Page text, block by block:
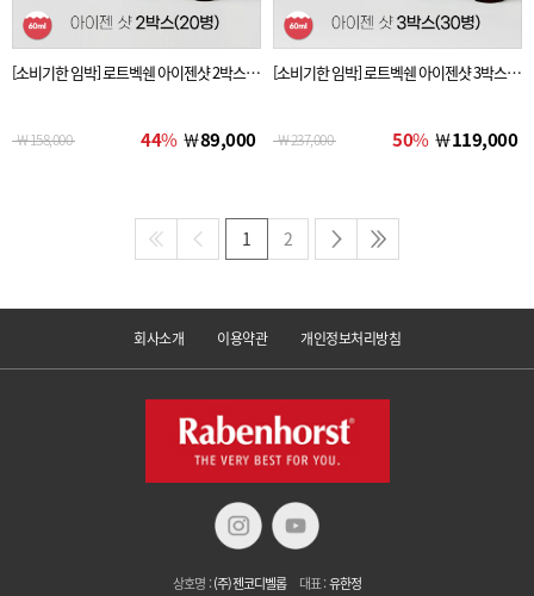
[소비기한 임박] 로트벡쉔 아이젠샷 2박스(2
￦158,000 44% ￦89,000
[소비기한 임박] 로트벡쉔 아이젠샷 3박스(3
￦237,000 50% ￦119,000
1 2
회사소개 이용약관 개인정보처리방침
상호명 :(주)젠코디벨롭 대표 :유한정